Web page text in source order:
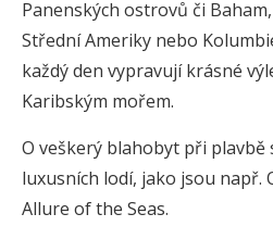
Panenských ostrovů či
Střední Ameriky nebo
každý den vypravují krásné
Karibským mořem.
O veškerý blahobyt při plavbě
luxusních lodí, jako jsou např.
Allure of the Seas.